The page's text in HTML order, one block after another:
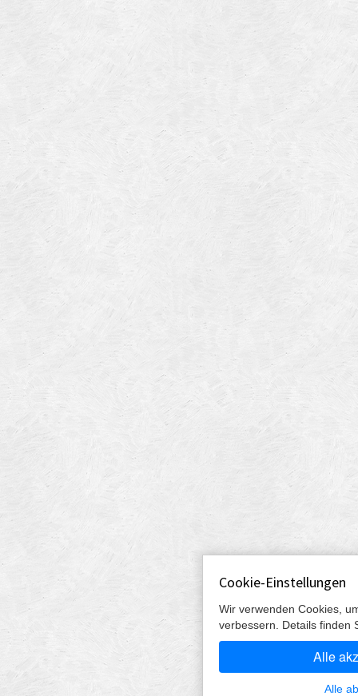
Cookie-Einstellungen
Wir verwenden Cookies,
verbessern. Details finden
Alle
Alle